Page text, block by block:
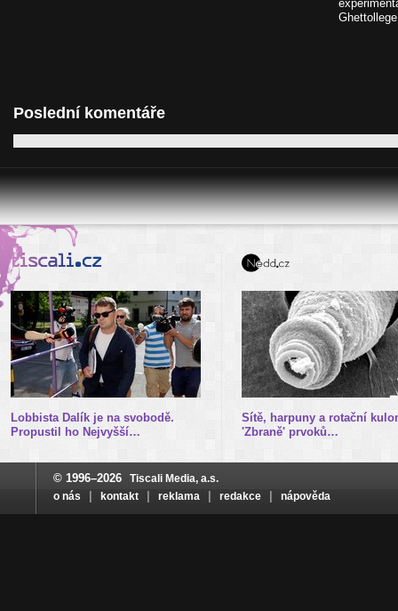
Poslední komentáře
Lobbista Dalík je na svobodě.
Propustil ho Nejvyšší…
Sítě, harpuny a rotační
'Zbraně' prvoků…
© 1996–2026
Tiscali Media, a.s.
o nás
kontakt reklama redakce nápověda